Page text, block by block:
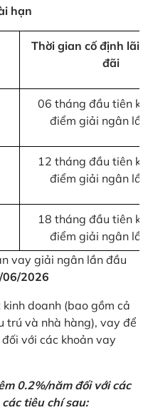
hạn
Thời gian cố định lãi
đãi
06 tháng đầu tiên
điểm giải ngân
12 tháng đầu tiên
điểm giải ngân
18 tháng đầu tiên
điểm giải ngân
vay giải ngân lần đầu
2026
doanh (bao gồm cả
trú và nhà hàng), vay để
với các khoản vay
0.2%/năm đối với các
tiêu chí sau: